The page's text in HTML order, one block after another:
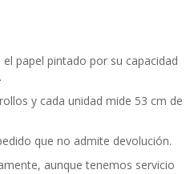
papel pintado por su capacidad
y cada unidad mide 53 cm de
que no admite devolución.
aunque tenemos servicio